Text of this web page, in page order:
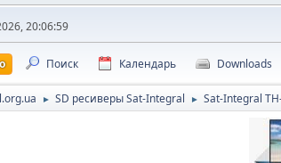
20:06:59
Поиск Календарь Downloads
► SD ресиверы Sat-Integral ► Sat-Integral